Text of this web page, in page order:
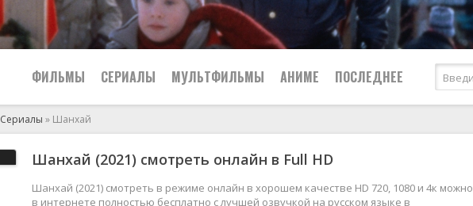
ФИЛЬМЫ
2024
Боевики
Военные
Приключения
СЕРИАЛЫ МУЛЬТФИЛЬМЫ АНИМЕ ПОСЛЕДНЕЕ
2024
Сериалы » Шанхай
Шанхай (2021) смотреть онлайн в Full HD
Шанхай (2021) смотреть в режиме онлайн в хорошем качестве HD 720, 1080 и 4к можно
в интернете полностью бесплатно с лучшей озвучкой на русском языке в